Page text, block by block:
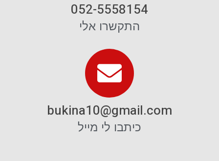
052-5558154
התקשרו אלי
bukina10@gmail.com‏
כיתבו לי מייל